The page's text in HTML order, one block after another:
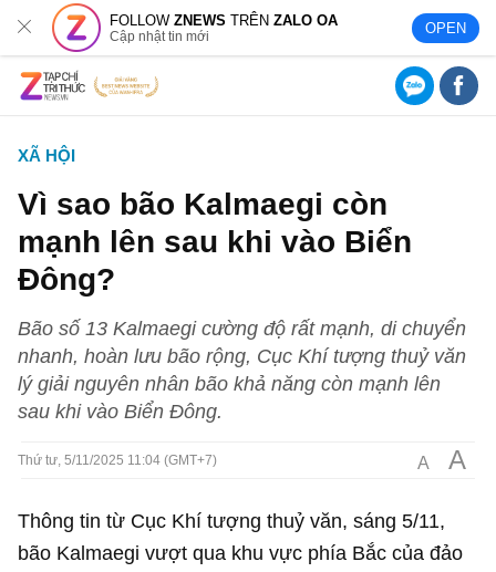
FOLLOWZNEWS TRÊNZALO OA
Cập nhật tin mới OPEN
XÃ HỘI
Vì sao bão Kalmaegi còn
mạnh lên sau khi vào Biển
Đông?
Bão số 13 Kalmaegi cường độ rất mạnh, di chuyển
nhanh, hoàn lưu bão rộng, Cục Khí tượng thuỷ văn
lý giải nguyên nhân bão khả năng còn mạnh lên
sau khi vào Biển Đông.
Thứ tư, 5/11/2025 11:04 (GMT+7) A A
Thông tin từ Cục Khí tượng thuỷ văn, sáng 5/11,
bão Kalmaegi vượt qua khu vực phía Bắc của đảo